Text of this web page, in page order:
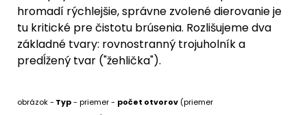
hromadí rýchlejšie, správne zvolené dierovanie je
tu kritické pre čistotu brúsenia. Rozlišujeme dva
základné tvary: rovnostranný trojuholník a
predĺžený tvar ("žehlička").
obrázok - Typ- priemer - počet otvorov (priemer